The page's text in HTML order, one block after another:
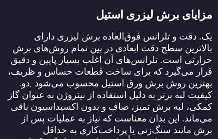
مزایای برش لیزری استیل
یک. دقت و تلرانس فوق‌العاده برش لیزری دارای
بالاترین سطح دقت ابعادی در بین تمام روش‌های برش
حرارتی است. تلرانس‌های آن اغلب بسیار پایین و دقیق
قرار می‌گیرد که برای ساخت قطعات حساس و ظریف،
بهترین روش برش ورق استیل محسوب می‌شود .دو.
کیفیت لبه برتر به دلیل استفاده از نیتروژن به عنوان گاز
کمکی، لبه برش تمیز، صاف و بدون اکسیداسیون باقی
می‌ماند. این بدان معناست که نیاز به عملیات پس از
برش مانند سنگ‌زنی یا پرداخت‌کاری به حداقل